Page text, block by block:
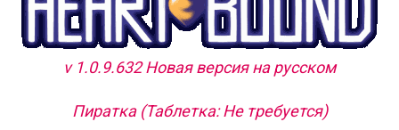
v 1.0.9.632 Новая версия на русском
Пиратка (Таблетка: Не требуется)